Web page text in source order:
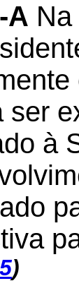
A
ser
à
)